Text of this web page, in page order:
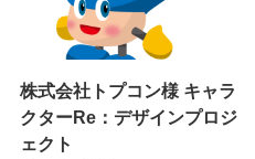
株式会社トプコン様 キャラ
クターRe：デザインプロジ
ェクト